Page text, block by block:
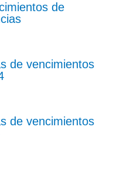
de
de vencimientos
de vencimientos